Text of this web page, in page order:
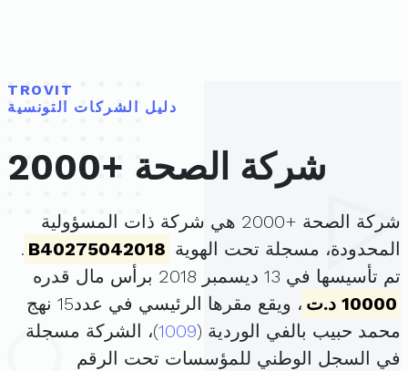
TROVIT
دليل الشركات التونسية
شركة الصحة +2000
شركة الصحة +2000 هي شركة ذات المسؤولية
المحدودة، مسجلة تحت الهوية B40275042018
.
تم تأسيسها في 13 ديسمبر 2018 برأس مال قدره
10000 د.ت
، ويقع مقرها الرئيسي في عدد15 نهج
محمد حبيب بالفي الوردية (1009)، الشركة مسجلة
في السجل الوطني للمؤسسات تحت الرقم